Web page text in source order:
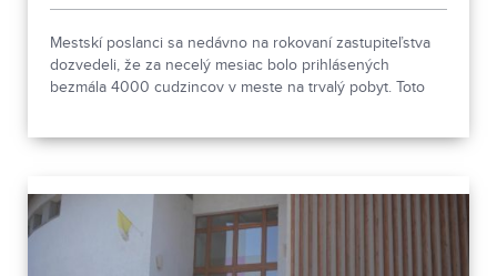
Mestskí poslanci sa nedávno na rokovaní zastupiteľstva
dozvedeli, že za necelý mesiac bolo prihlásených
bezmála 4000 cudzincov v meste na trvalý pobyt. Toto